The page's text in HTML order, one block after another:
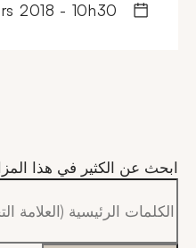
2018 - 10h30
ابحث عن الكثير في هذا